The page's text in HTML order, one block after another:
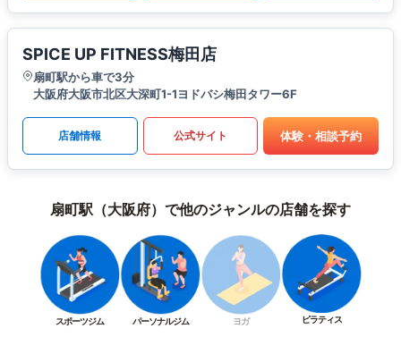
SPICE UP FITNESS梅田店
扇町駅から車で3分
大阪府大阪市北区大深町1-1ヨドバシ梅田タワー6F
店舗情報 公式サイト 体験・相談予約
扇町駅（大阪府）で他のジャンルの店舗を探す
スポーツジム パーソナルジム ヨガ ピラティス